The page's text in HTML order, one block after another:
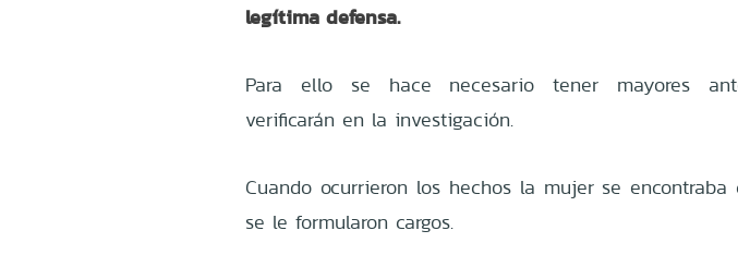
legítima defensa.
Para ello se hace necesario tener mayores
verificarán en la investigación.
Cuando ocurrieron los hechos la mujer se
se le formularon cargos.